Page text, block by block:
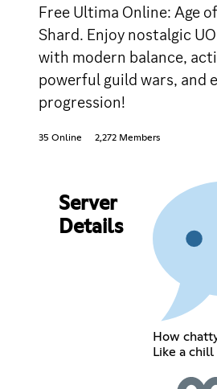
Free Ultima Online: Age
Shard. Enjoy nostalgic
with modern balance,
powerful guild wars, and
progression!
35 Online 2,272 Members
Server
Details
How
Like a